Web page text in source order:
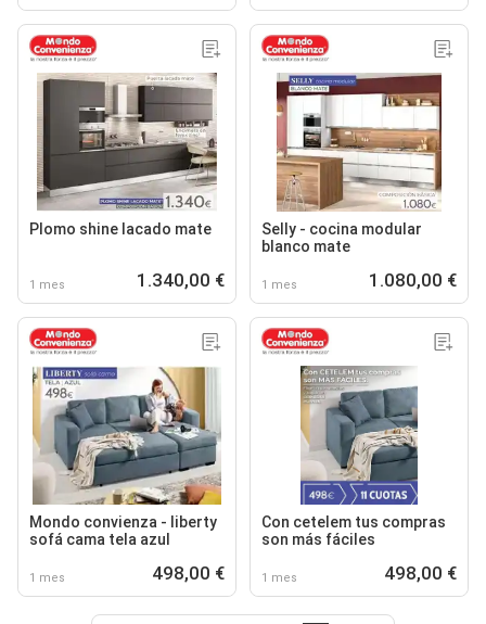
Plomo shine lacado mate
1 mes 1.340,00 €
Selly - cocina modular
blanco mate
1 mes 1.080,00 €
Mondo convienza - liberty
sofá cama tela azul
1 mes 498,00 €
Con cetelem tus compras
son más fáciles
1 mes 498,00 €